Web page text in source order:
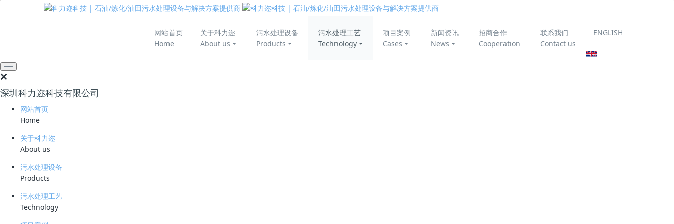
网站首页
Home
关于科力迩
About us
污水处理设备
Products
污水处理工艺
Technology
项目案例
Cases
新闻资讯
News
招商合作
Cooperation
联系我们
Contact us
ENGLISH
深圳科力迩科技有限公司
网站首页
Home
关于科力迩
About us
污水处理设备
Products
污水处理工艺
Technology
推动绿色发展 建设美丽中国
轻油油库水处理工艺